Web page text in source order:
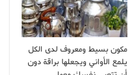
مكون بسيط ومعروف لدى الكل
يلمع الأواني ويجعلها براقة دون